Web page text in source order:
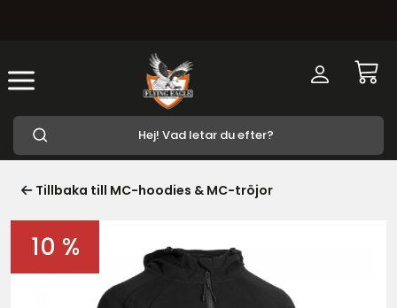
Tillbaka till MC-hoodies & MC-tröjor
10 %